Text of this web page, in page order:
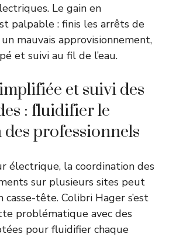
Le gain en
palpable : finis les arrêts de
mauvais approvisionnement,
et suivi au fil de l’eau.
et suivi des
: fluidifier le
professionnels
électrique, la coordination des
sur plusieurs sites peut
tête. Colibri Hager s’est
problématique avec des
pour fluidifier chaque